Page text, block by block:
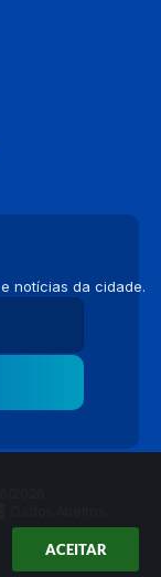
ACEITAR
notícias da cidade.